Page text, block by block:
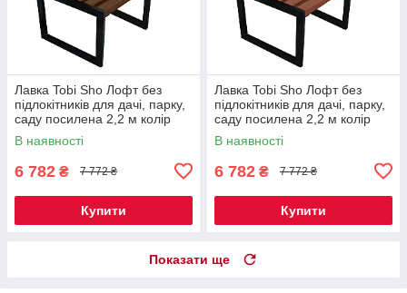
Лавка Tobi Sho Лофт без
підлокітників для дачі, парку,
саду посилена 2,2 м колір
горіх
В наявності
6 782 ₴ 7 772 ₴
Купити
Лавка Tobi Sho Лофт без
підлокітників для дачі, парку,
саду посилена 2,2 м колір
черешня
В наявності
6 782 ₴ 7 772 ₴
Купити
Показати ще